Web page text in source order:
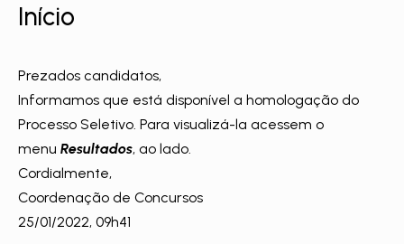
Início
Prezados candidatos,
Informamos que está disponível a homologação do
Processo Seletivo. Para visualizá-la acessem o
menu Resultados, ao lado.
Cordialmente,
Coordenação de Concursos
25/01/2022, 09h41